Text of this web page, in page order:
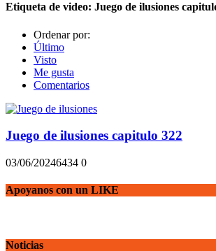
Etiqueta de video: Juego de ilusiones
Ordenar por:
Último
Visto
Me gusta
Comentarios
Juego de ilusiones capitulo 322
03/06/20246434 0
Apoyanos con un LIKE
Noticias